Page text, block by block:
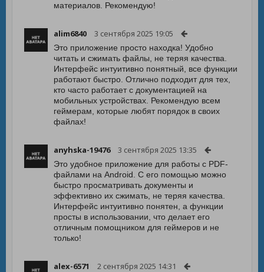
материалов. Рекомендую!
alim6840 3 сентября 2025 19:05
Это приложение просто находка! Удобно
читать и сжимать файлы, не теряя качества.
Интерфейс интуитивно понятный, все функции
работают быстро. Отлично подходит для тех,
кто часто работает с документацией на
мобильных устройствах. Рекомендую всем
геймерам, которые любят порядок в своих
файлах!
anyhska-19476 3 сентября 2025 13:35
Это удобное приложение для работы с PDF-
файлами на Android. С его помощью можно
быстро просматривать документы и
эффективно их сжимать, не теряя качества.
Интерфейс интуитивно понятен, а функции
просты в использовании, что делает его
отличным помощником для геймеров и не
только!
alex-6571 2 сентября 2025 14:31